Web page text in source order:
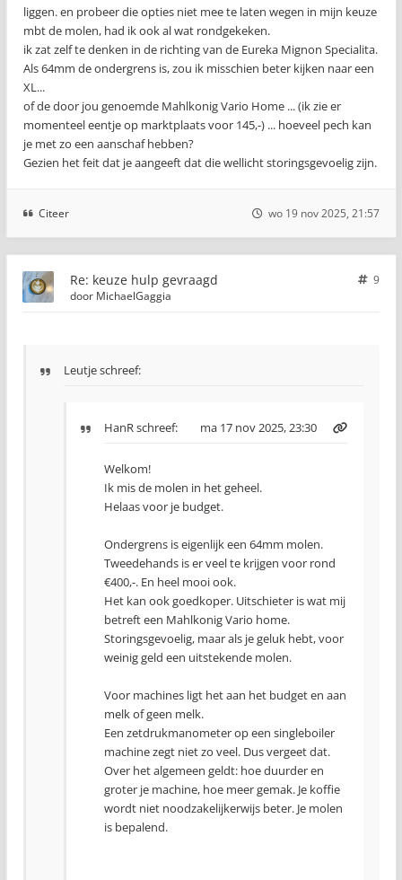
liggen. en probeer die opties niet mee te laten wegen in mijn keuze
mbt de molen, had ik ook al wat rondgekeken.
ik zat zelf te denken in de richting van de Eureka Mignon Specialita.
Als 64mm de ondergrens is, zou ik misschien beter kijken naar een
XL...
of de door jou genoemde Mahlkonig Vario Home ... (ik zie er
momenteel eentje op marktplaats voor 145,-) ... hoeveel pech kan
je met zo een aanschaf hebben?
Gezien het feit dat je aangeeft dat die wellicht storingsgevoelig zijn.
Citeer wo 19 nov 2025, 21:57
Re: keuze hulp gevraagd
9
door MichaelGaggia
Leutje schreef:
HanRschreef: ma 17 nov 2025, 23:30
Welkom!
Ik mis de molen in het geheel.
Helaas voor je budget.
Ondergrens is eigenlijk een 64mm molen.
Tweedehands is er veel te krijgen voor rond
€400,-. En heel mooi ook.
Het kan ook goedkoper. Uitschieter is wat mij
betreft een Mahlkonig Vario home.
Storingsgevoelig, maar als je geluk hebt, voor
weinig geld een uitstekende molen.
Voor machines ligt het aan het budget en aan
melk of geen melk.
Een zetdrukmanometer op een singleboiler
machine zegt niet zo veel. Dus vergeet dat.
Over het algemeen geldt: hoe duurder en
groter je machine, hoe meer gemak. Je koffie
wordt niet noodzakelijkerwijs beter. Je molen
is bepalend.